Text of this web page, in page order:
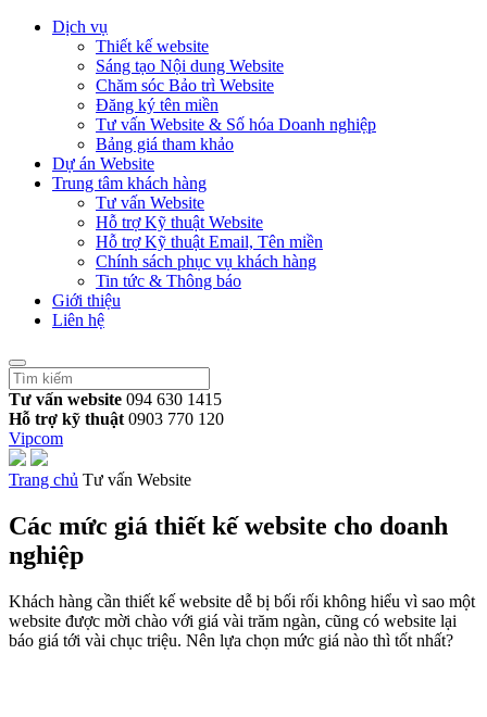
Dịch vụ
Thiết kế website
Sáng tạo Nội dung Website
Chăm sóc Bảo trì Website
Đăng ký tên miền
Tư vấn Website & Số hóa Doanh nghiệp
Bảng giá tham khảo
Dự án Website
Trung tâm khách hàng
Tư vấn Website
Hỗ trợ Kỹ thuật Website
Hỗ trợ Kỹ thuật Email, Tên miền
Chính sách phục vụ khách hàng
Tin tức & Thông báo
Giới thiệu
Liên hệ
Tư vấn website 094 630 1415
Hỗ trợ kỹ thuật 0903 770 120
Vipcom
Trang chủ Tư vấn Website
Các mức giá thiết kế website cho doanh
nghiệp
Khách hàng cần thiết kế website dễ bị bối rối không hiểu vì sao một
website được mời chào với giá vài trăm ngàn, cũng có website lại
báo giá tới vài chục triệu. Nên lựa chọn mức giá nào thì tốt nhất?